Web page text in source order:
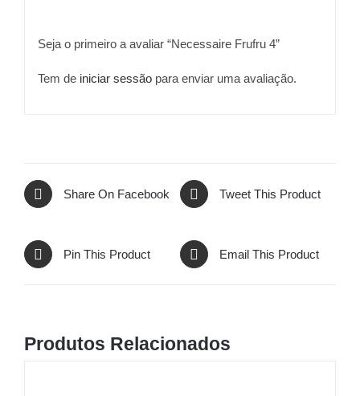
Seja o primeiro a avaliar “Necessaire Frufru 4”
Tem de iniciar sessãopara enviar uma avaliação.
Share On Facebook Tweet This Product
Pin This Product Email This Product
Produtos Relacionados